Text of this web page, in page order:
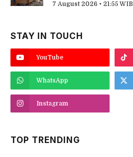
7 August 2026 • 21:55 WIB
STAY IN TOUCH
YouTube
WhatsApp
Instagram
TOP TRENDING